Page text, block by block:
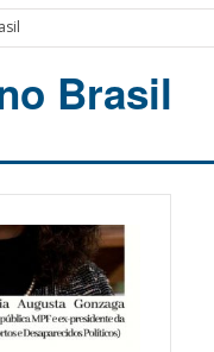
Brasil